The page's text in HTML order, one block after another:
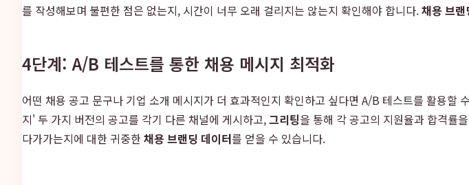
를 작성해보며 불편한 점은 없는지, 시간이 너무 오래 걸리지는 않는지 확인해야 합니다.채용 브랜
4단계: A/B 테스트를 통한 채용 메시지 최적화
어떤 채용 공고 문구나 기업 소개 메시지가 더 효과적인지 확인하고 싶다면 A/B 테스트를 활용
지' 두 가지 버전의 공고를 각기 다른 채널에 게시하고,그리팅을 통해 각 공고의 지원율과 합격률
다가가는지에 대한 귀중한채용 브랜딩 데이터를 얻을 수 있습니다.